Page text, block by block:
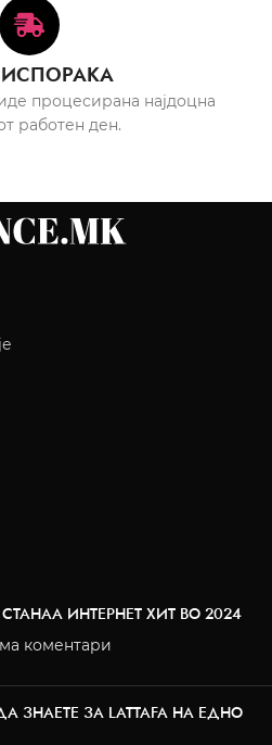
ИСПОРАКА
процесирана најдоцна
работен ден.
ИНТЕРНЕТ ХИТ ВО 2024
коментари
ЗНАЕТЕ ЗА LATTAFA НА ЕДНО